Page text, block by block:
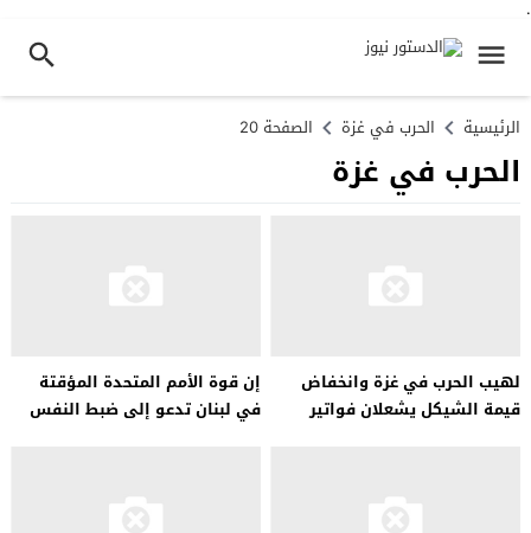
.
الرئيسية الحرب في غزة الصفحة 20
الحرب في غزة
لهيب الحرب في غزة وانخفاض
قيمة الشيكل يشعلان فواتير
إن قوة الأمم المتحدة المؤقتة
في لبنان تدعو إلى ضبط النفس